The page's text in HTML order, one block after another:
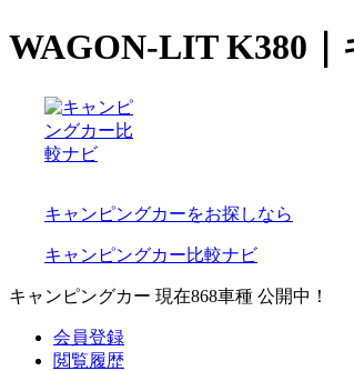
WAGON-LIT K380
キャンピングカーをお探しなら
キャンピングカー比較ナビ
キャンピングカー 現在868車種 公開中！
会員登録
閲覧履歴